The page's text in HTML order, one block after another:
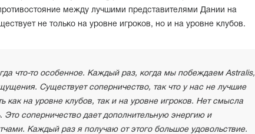
между лучшими представителями Дании на
не только на уровне игроков, но и на уровне клубов.
что-то особенное. Каждый раз, когда мы побеждаем Astralis,
Существует соперничество, так что у нас не лучшие
как на уровне клубов, так и на уровне игроков. Нет смысла
Это соперничество дает дополнительную энергию и
Каждый раз я получаю от этого большое удовольствие.